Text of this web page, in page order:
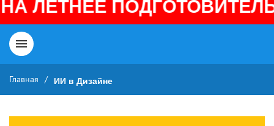
Главная / ИИ в Дизайне